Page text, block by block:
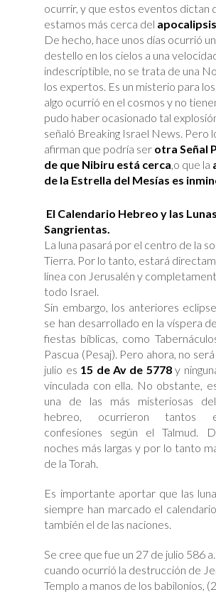
ocurrir, y que estos eventos dictan
estamos más cerca del
De hecho, hace unos días ocurrió
destello en los cielos a una
indescriptible, no se trata de una
los expertos. Es un misterio para
algo ocurrió en el cosmos y no
pudo haber ocasionado tal
señaló Breaking Israel News. Pero
afirman que podría ser otra Señal
de que Nibiru está cerca ,o que la
de la Estrella del Mesías es
El Calendario Hebreo y las Lunas
Sangrientas.
La luna pasará por el centro de la
Tierra. Por lo tanto, estará
línea con Jerusalén y
todo Israel.
Sin embargo, los anteriores
se han desarrollado en la víspera
fiestas bíblicas, como
Pascua (Pesaj). Pero ahora, no
julio es 15 de Av de 5778y
vinculada con ella. No obstante,
una de las más misteriosas
hebreo, ocurrieron tantos
confesiones según el Talmud.
noches más largas y por lo tanto
de la Torah.
Es importante aportar que las
siempre han marcado el
también el de las naciones.
Se cree que fue un 27 de julio 586 a.
cuando ocurrió la destrucción de
Templo a manos de los babilonios,